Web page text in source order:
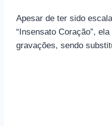
Apesar de ter sido
“Insensato Coração”,
gravações, sendo